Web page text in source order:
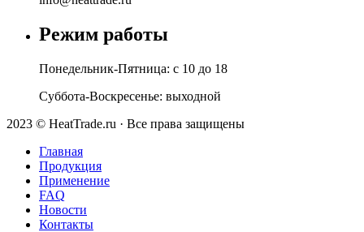
Режим работы
Понедельник-Пятница: с 10 до 18
Суббота-Воскресенье: выходной
2023 © HeatTrade.ru · Все права защищены
Главная
Продукция
Применение
FAQ
Новости
Контакты